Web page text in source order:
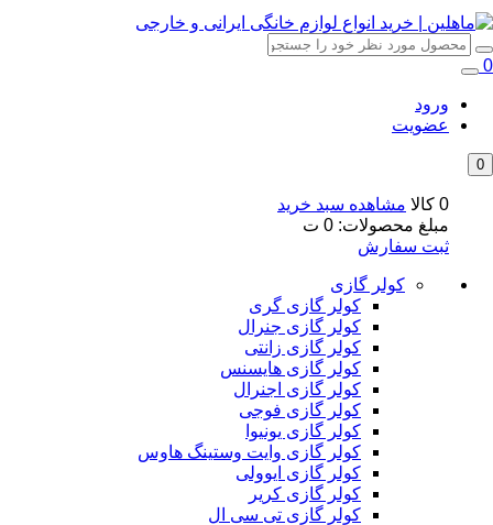
0
ورود
عضویت
0
0 کالا
مشاهده سبد خرید
مبلغ محصولات: 0 ت
ثبت سفارش
کولر گازی
کولر گازی گری
کولر گازی جنرال
کولر گازی زانتی
کولر گازی هایسنس
کولر گازی اجنرال
کولر گازی فوجی
کولر گازی یونیوا
کولر گازی وایت وستینگ هاوس
کولر گازی ایوولی
کولر گازی کریر
کولر گازی تی سی ال